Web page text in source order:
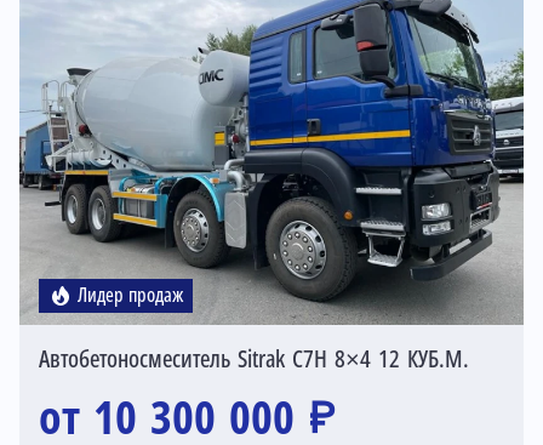
Лидер продаж
Автобетоносмеситель Sitrak C7H 8×4 12 КУБ.М.
от 10 300 000 ₽